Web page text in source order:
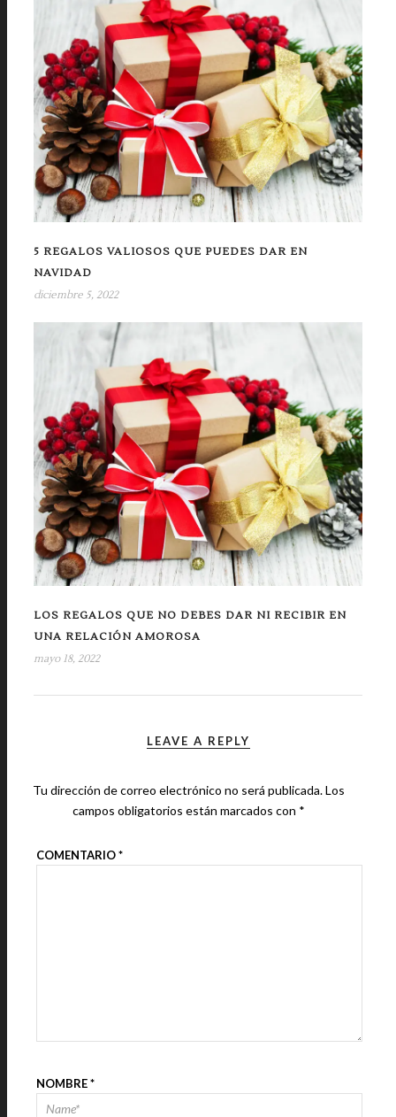
5 REGALOS VALIOSOS QUE PUEDES DAR EN
NAVIDAD
diciembre 5, 2022
LOS REGALOS QUE NO DEBES DAR NI RECIBIR EN
UNA RELACIÓN AMOROSA
mayo 18, 2022
LEAVE A REPLY
Tu dirección de correo electrónico no será publicada.Los
campos obligatorios están marcados con *
COMENTARIO*
NOMBRE*